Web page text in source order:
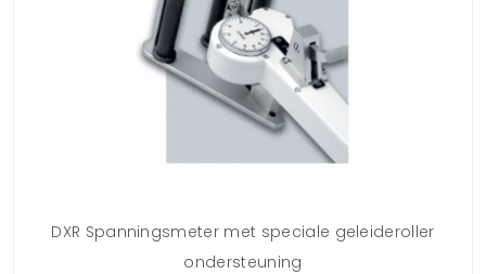
DXR Spanningsmeter met speciale geleideroller
ondersteuning